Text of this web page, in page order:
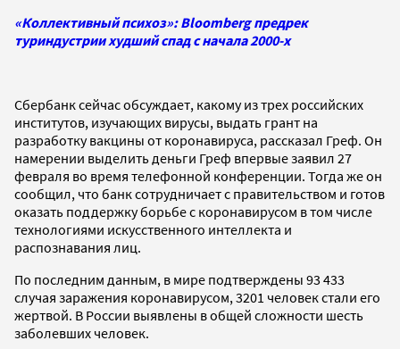
«Коллективный психоз»: Bloomberg предрек
туриндустрии худший спад с начала 2000-х
Сбербанк сейчас обсуждает, какому из трех российских
институтов, изучающих вирусы, выдать грант на
разработку вакцины от коронавируса, рассказал Греф. Он
намерении выделить деньги Греф впервые заявил 27
февраля во время телефонной конференции. Тогда же он
сообщил, что банк сотрудничает с правительством и готов
оказать поддержку борьбе с коронавирусом в том числе
технологиями искусственного интеллекта и
распознавания лиц.
По последним данным, в мире подтверждены 93 433
случая заражения коронавирусом, 3201 человек стали его
жертвой. В России выявлены в общей сложности шесть
заболевших человек.